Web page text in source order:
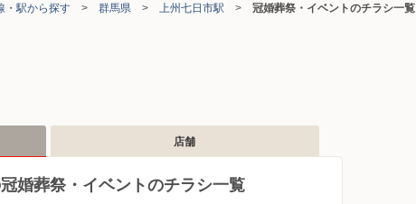
・駅から探す > 群馬県 > 上州七日市駅 > 冠婚葬祭・イベントのチラシ一覧
店舗
婚葬祭・イベントのチラシ一覧